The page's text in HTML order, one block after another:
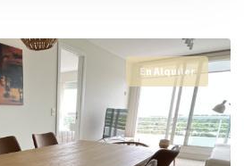
En Alquiler